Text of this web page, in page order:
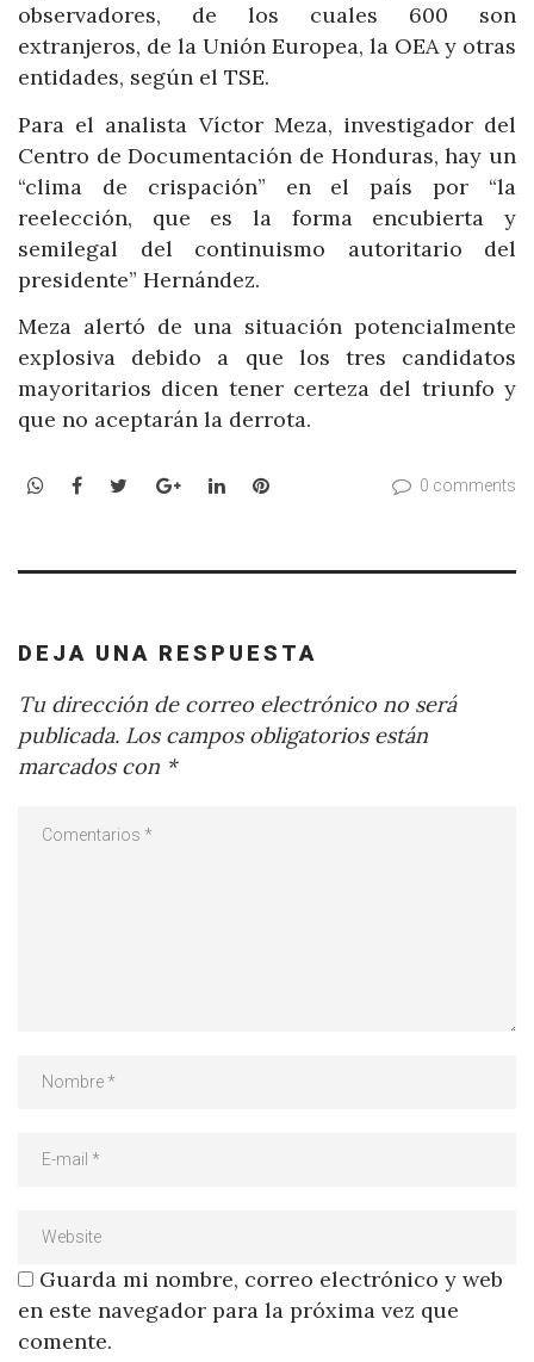
observadores, de los cuales 600 son
extranjeros, de la Unión Europea, la OEA y otras
entidades, según el TSE.
Para el analista Víctor Meza, investigador del
Centro de Documentación de Honduras, hay un
“clima de crispación” en el país por “la
reelección, que es la forma encubierta y
semilegal del continuismo autoritario del
presidente” Hernández.
Meza alertó de una situación potencialmente
explosiva debido a que los tres candidatos
mayoritarios dicen tener certeza del triunfo y
que no aceptarán la derrota.
WhatsApp
Facebook
TwitterGoogle+LinkedInPinterest 0 comments
DEJA UNA RESPUESTA
Tu dirección de correo electrónico no será
publicada. Los campos obligatorios están
marcados con *
Guarda mi nombre, correo electrónico y web
en este navegador para la próxima vez que
comente.